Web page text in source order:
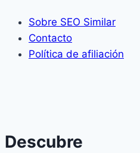
Sobre SEO Similar
Contacto
Política de afiliación
Descubre